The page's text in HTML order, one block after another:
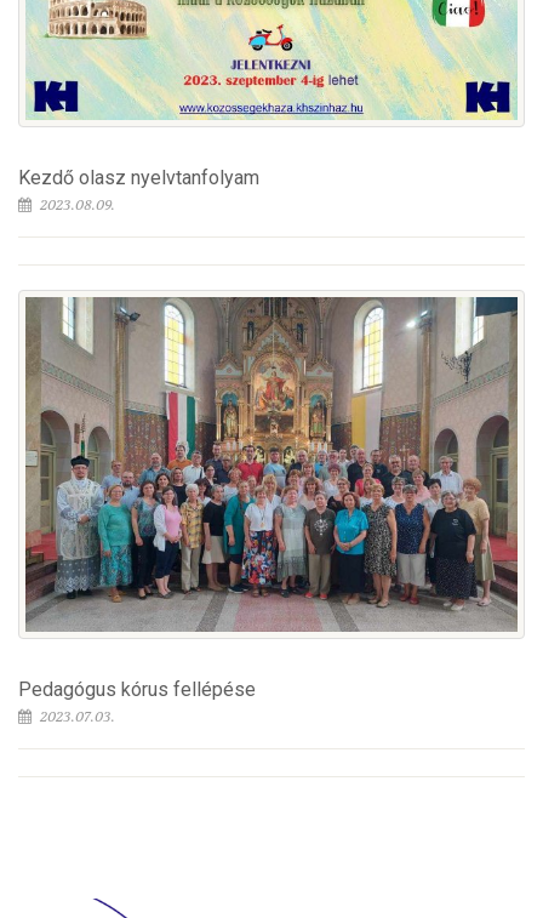
Kezdő olasz nyelvtanfolyam
2023.08.09.
Pedagógus kórus fellépése
2023.07.03.